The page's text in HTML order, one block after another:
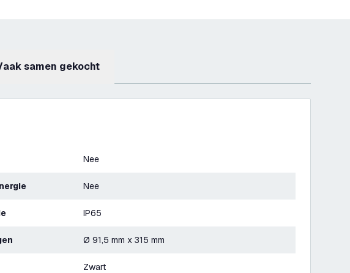
Vaak samen gekocht
Nee
Nee
IP65
Ø 91,5 mm x 315 mm
Zwart